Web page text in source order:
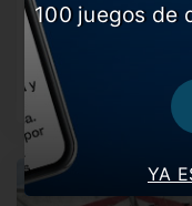
Los hinchas de
El Millonario se
partido de la…
YA
100 juegos de